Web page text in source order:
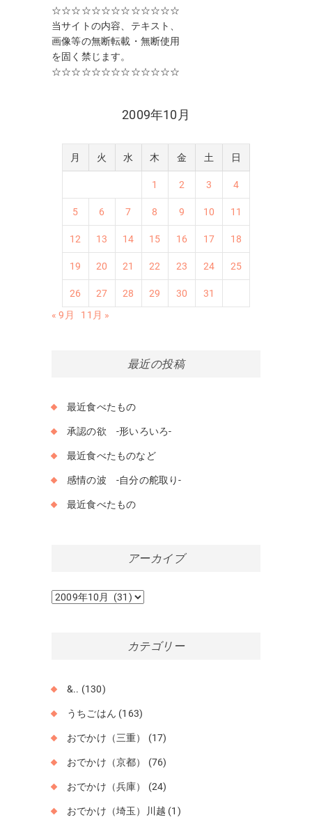
☆☆☆☆☆☆☆☆☆☆☆☆☆
当サイトの内容、テキスト、
画像等の無断転載・無断使用
を固く禁じます。
☆☆☆☆☆☆☆☆☆☆☆☆☆
2009年10月
月 火 水 木 金 土 日
1 2 3 4
5 6 7 8 9 10 11
12 13 14 15 16 17 18
19 20 21 22 23 24 25
26 27 28 29 30
31
« 9月
11月 »
最近の投稿
最近食べたもの
承認の欲 -形いろいろ-
最近食べたものなど
感情の波 -自分の舵取り-
最近食べたもの
アーカイブ
ア
カテゴリー
&.. (130)
うちごはん (163)
おでかけ（三重） (17)
おでかけ（京都） (76)
おでかけ（兵庫） (24)
おでかけ（埼玉）川越 (1)